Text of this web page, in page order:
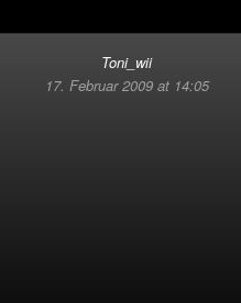
Toni_wii
17. Februar 2009 at 14:05